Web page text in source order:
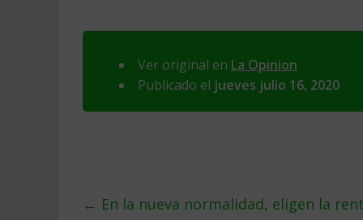
Ver original en La Opinion
Publicado el jueves julio 16, 2020
← En la nueva normalidad, eligen la